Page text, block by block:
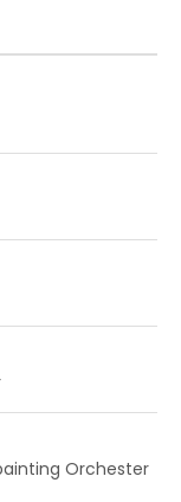
Orchester